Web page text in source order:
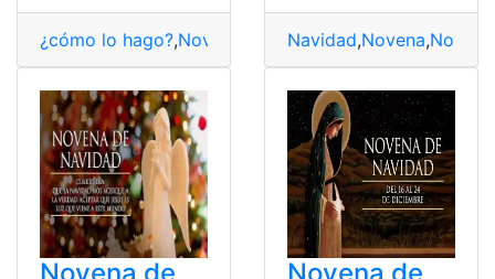
¿cómo lo hago?,Novena Novena de Navidad
Navidad,Novena,